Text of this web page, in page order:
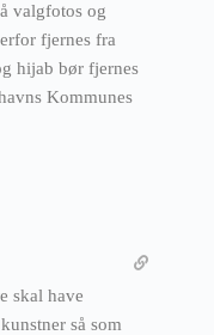
valgfotos og
fjernes fra
hijab bør fjernes
Kommunes
skal have
så som